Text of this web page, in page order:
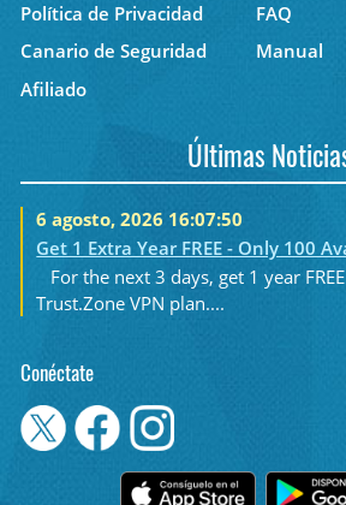
Política de Privacidad
FAQ
Canario de Seguridad
Manual
Afiliado
Últimas
6 agosto, 2026 16:07:50
Get 1 Extra Year FREE - Only 100
For the next 3 days, get 1 year
Trust.Zone VPN plan....
Conéctate